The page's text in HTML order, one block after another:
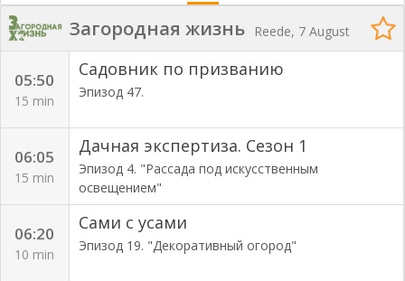
Загородная жизнь Reede, 7 August
05:50
15 min
Садовник по призванию
Эпизод 47.
06:05
15 min
Дачная экспертиза. Сезон 1
Эпизод 4. "Рассада под искусственным
освещением"
06:20
10 min
Сами с усами
Эпизод 19. "Декоративный огород"